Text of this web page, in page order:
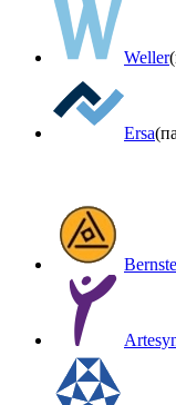
Weller
Ersa